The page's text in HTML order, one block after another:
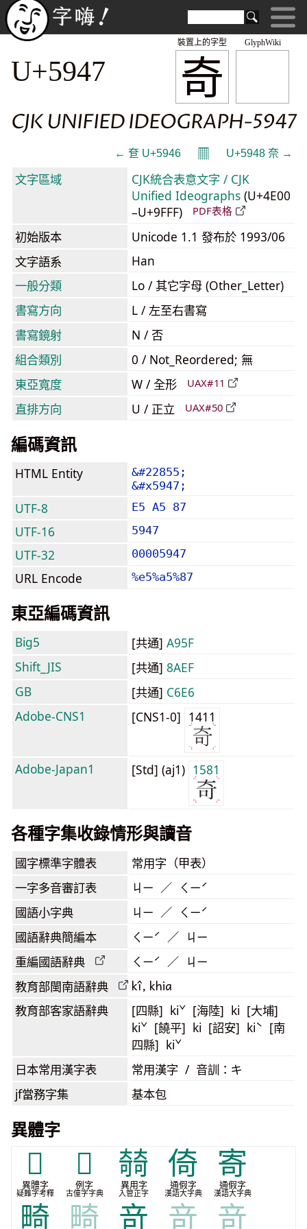
GlyphWiki
奇
裝置上的字型
U+5947
CJK UNIFIED IDEOGRAPH-5947
← 奆 U+5946 𝄜 U+5948 奈 →
文字區域
CJK統合表意文字 / CJK
Unified Ideographs (U+4E00
–U+9FFF)
PDF表格
初始版本
Unicode 1.1 發布於 1993/06
文字語系
Han
一般分類
Lo / 其它字母 (Other_Letter)
書寫方向
L / 左至右書寫
書寫鏡射
N / 否
組合類別
0 / Not_Reordered; 無
東亞寬度
W / 全形 UAX#11
直排方向 U / 正立 UAX#50
編碼資訊
HTML Entity
&#22855;
&#x5947;
UTF-8 E5 A5 87
UTF-16 5947
UTF-32 00005947
URL Encode %e5%a5%87
東亞編碼資訊
Big5 [共通] A95F
Shift_JIS
[共通] 8AEF
GB
[共通] C6E6
Adobe-CNS1
[CNS1-0] 1411
Adobe-Japan1 [Std] (aj1) 1581
各種字集收錄情形與讀音
國字標準字體表 常用字（甲表）
一字多音審訂表 ㄐㄧ ／ ㄑㄧˊ
國語小字典 ㄐㄧ ／ ㄑㄧˊ
國語辭典簡編本 ㄑㄧˊ ／ ㄐㄧ
重編國語辭典 ㄑㄧˊ ／ ㄐㄧ
教育部閩南語辭典 kî, khia
教育部客家語辭典
[四縣] kiˇ [海陸] ki [大埔]
kiˇ [饒平] ki [詔安] kiˋ [南
四縣] kiˇ
日本常用漢字表 常用漢字 / 音訓：キ
jf當務字集 基本包
異體字
𥪼
異體字
疑難字考釋
𩡺
例字
古僮字字典
㚡
異用字
入管正字
倚
通假字
漢語大字典
寄
通假字
漢語大字典
畸 畸 竒 竒 竒